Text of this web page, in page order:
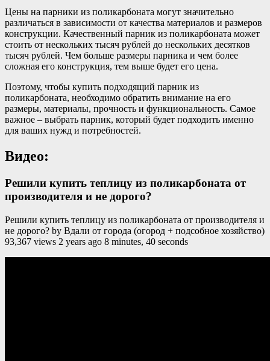
Цены на парники из поликарбоната могут значительно
различаться в зависимости от качества материалов и размеров
конструкции. Качественный парник из поликарбоната может
стоить от нескольких тысяч рублей до нескольких десятков
тысяч рублей. Чем больше размеры парника и чем более
сложная его конструкция, тем выше будет его цена.
Поэтому, чтобы купить подходящий парник из
поликарбоната, необходимо обратить внимание на его
размеры, материалы, прочность и функциональность. Самое
важное – выбрать парник, который будет подходить именно
для ваших нужд и потребностей.
Видео:
Решили купить теплицу из поликарбоната от
производителя и не дорого?
Решили купить теплицу из поликарбоната от производителя и
не дорого? by Вдали от города (огород + подсобное хозяйство)
93,367 views 2 years ago 8 minutes, 40 seconds